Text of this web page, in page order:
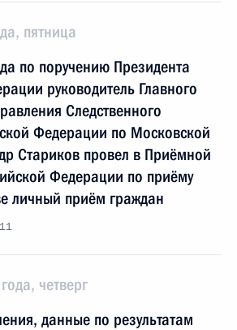
пятница
по поручению Президента
руководитель Главного
Следственного
Федерации по Московской
Стариков провел в Приёмной
Федерации по приёму
личный приём граждан
четверг
данные по результатам